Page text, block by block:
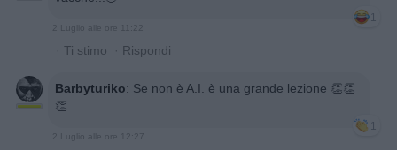
1
· Ti stimo · Rispondi
Barbyturiko: Se non è A.I. è una grande lezione 👏👏
👏
1
2 Luglio alle ore 12:27